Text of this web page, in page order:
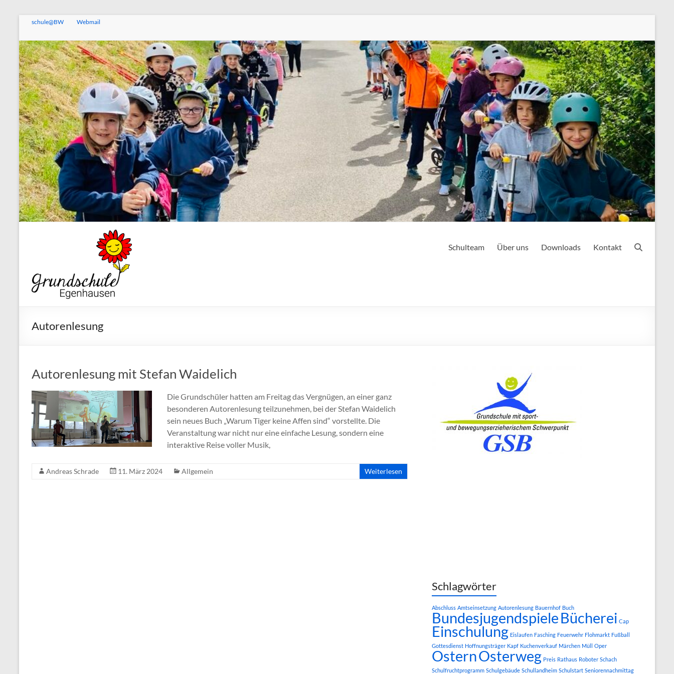
Zum
springen
schule@BW Webmail
Grundschule
Egenhausen
Schulteam Über uns Downloads Kontakt
Autorenlesung
Autorenlesung mit Stefan Waidelich
Die Grundschüler hatten am Freitag das Vergnügen, an einer ganz
besonderen Autorenlesung teilzunehmen, bei der Stefan Waidelich
sein neues Buch „Warum Tiger keine Affen sind“ vorstellte. Die
Veranstaltung war nicht nur eine einfache Lesung, sondern eine
interaktive Reise voller Musik,
Andreas Schrade 11. März 2024 Allgemein Weiterlesen
Schlagwörter
Abschluss Amtseinsetzung Autorenlesung Bauernhof Buch
BundesjugendspieleBücherei Cap
Einschulung Eislaufen Fasching Feuerwehr Flohmarkt Fußball
Gottesdienst Hoffnungsträger Kapf Kuchenverkauf Märchen Müll Oper
OsternOsterweg Preis Rathaus Roboter Schach
Schulfruchtprogramm Schulgebäude Schullandheim Schulstart Seniorennachmittag